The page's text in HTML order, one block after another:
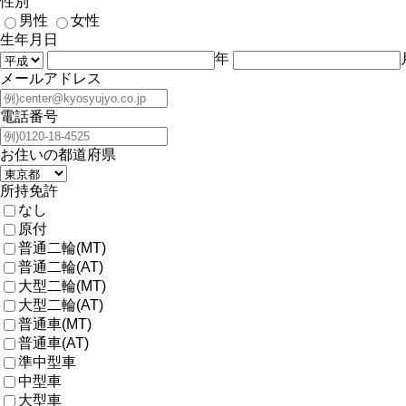
男性
女性
生年月日
年
メールアドレス
電話番号
お住いの都道府県
所持免許
なし
原付
普通二輪(MT)
普通二輪(AT)
大型二輪(MT)
大型二輪(AT)
普通車(MT)
普通車(AT)
準中型車
中型車
大型車